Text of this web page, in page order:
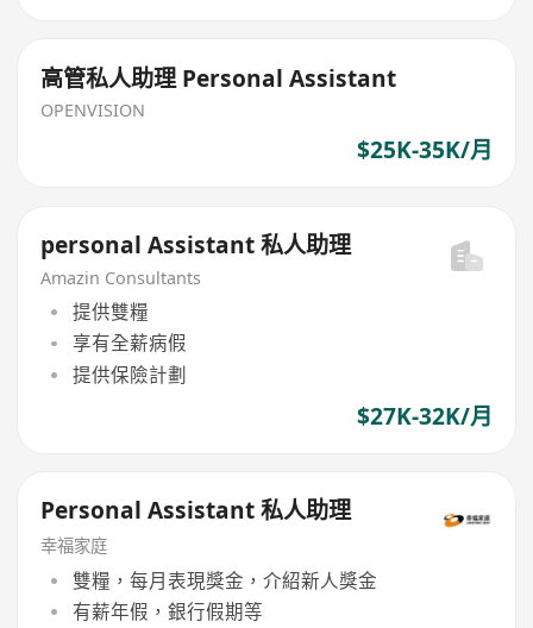
高管私人助理 Personal Assistant
OPENVISION
$25K-35K/月
personal Assistant 私人助理
Amazin Consultants
提供雙糧
享有全薪病假
提供保險計劃
$27K-32K/月
Personal Assistant 私人助理
幸福家庭
雙糧，每月表現獎金，介紹新人獎金
有薪年假，銀行假期等